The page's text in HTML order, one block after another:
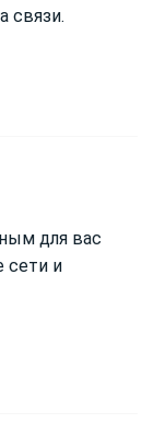
связи.
для вас
сети и